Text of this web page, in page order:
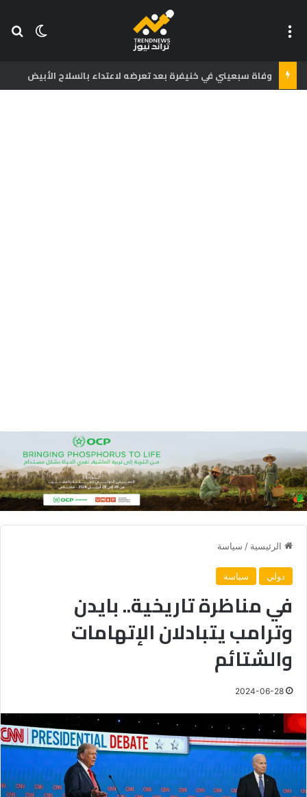
الوضع
وفاة سبعيني في خنيفرة بعد تعرضه لاعتداء بالسلاح الأبيض
الرئيسية / سياسة
دولي سياسة
في مناظرة تاريخية.. بايدن
وترامب يتبادلان الإتهامات
والشتائم
2024-06-28